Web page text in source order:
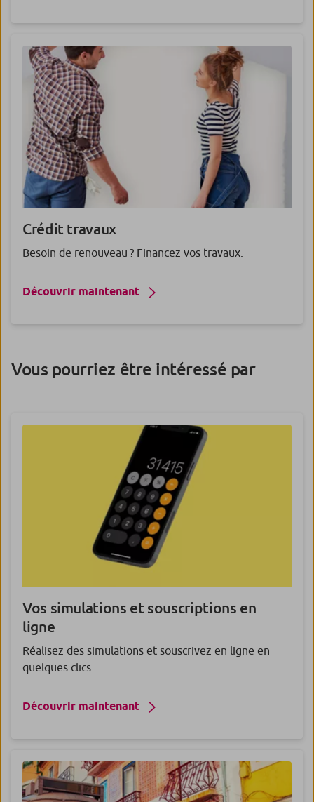
Crédit travaux
Besoin de renouveau ? Financez vos travaux.
Découvrir maintenant
Vous pourriez être intéressé par
Vos simulations et souscriptions en
ligne
Réalisez des simulations et souscrivez en ligne en
quelques clics.
Découvrir maintenant